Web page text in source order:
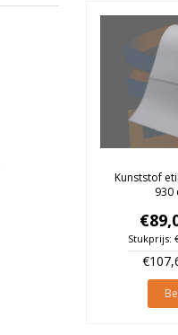
Kunststof
930
Stukprijs: